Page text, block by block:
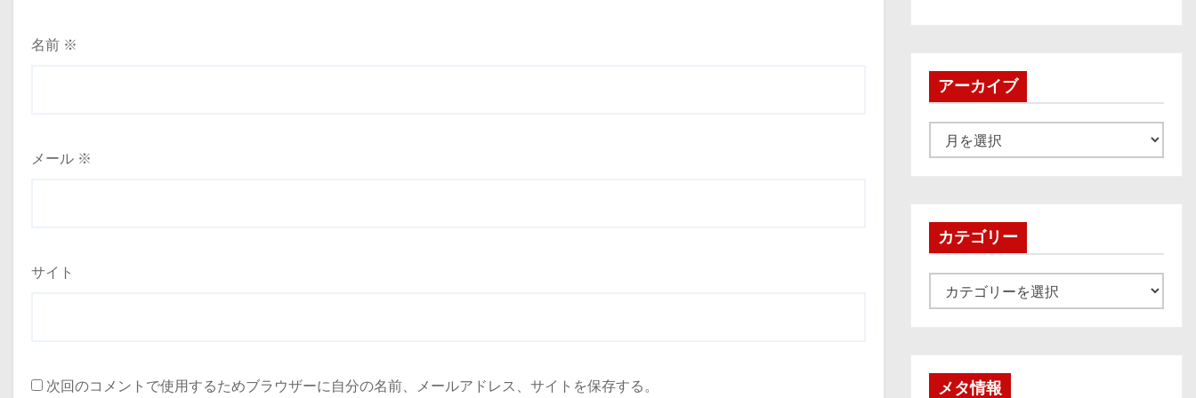
名前 ※
メール ※
サイト
次回のコメントで使用するためブラウザーに自分の名前、メールアドレス、サイトを保存する。
アーカイブ
ー
ブカテゴリー
テ
メタ情報